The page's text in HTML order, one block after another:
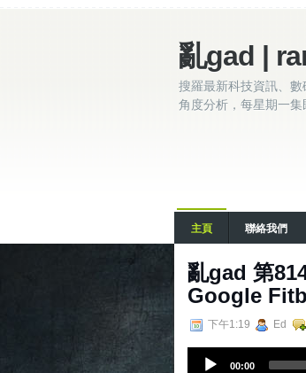
亂gad |
搜羅最新科技資訊、
角度分析，每星期一
主頁 聯絡我們
亂‌‌‌gad‌‌‌ ‌‌‌‌‌第
Google
下午1:19 Ed
00:00